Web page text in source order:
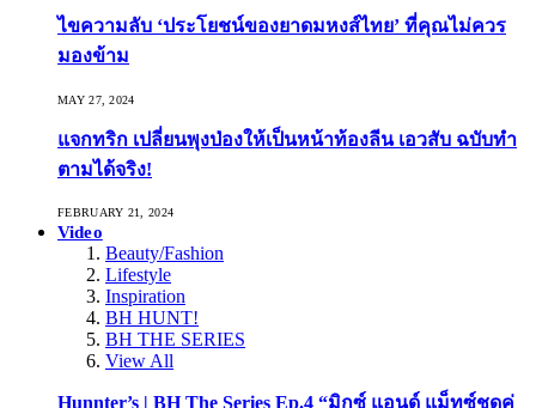
ไขความลับ ‘ประโยชน์ของยาดมหงส์ไทย’ ที่คุณไม่ควร
มองข้าม
MAY 27, 2024
แจกทริก เปลี่ยนพุงป่องให้เป็นหน้าท้องลีน เอวสับ ฉบับทำ
ตามได้จริง!
FEBRUARY 21, 2024
Video
Beauty/Fashion
Lifestyle
Inspiration
BH HUNT!
BH THE SERIES
View All
Hunnter’s | BH The Series Ep.4 “มิกซ์ แอนด์ แม็ทซ์ชุดคู่